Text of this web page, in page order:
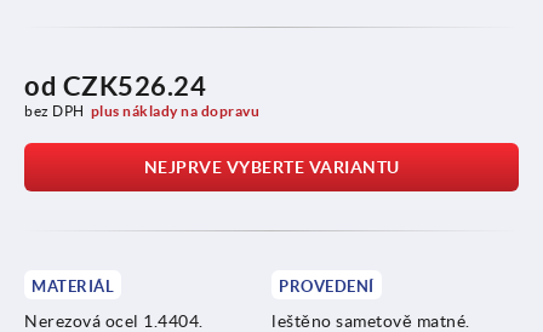
od CZK526.24
bez DPH plus náklady na dopravu
NEJPRVE VYBERTE VARIANTU
MATERIÁL
Nerezová ocel 1.4404.
PROVEDENÍ
leštěno sametově matné.